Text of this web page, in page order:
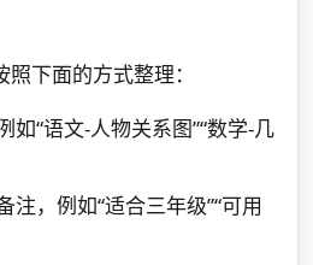
下面的方式整理：
如“语文-人物关系图”“数学-几
注，例如“适合三年级”“可用